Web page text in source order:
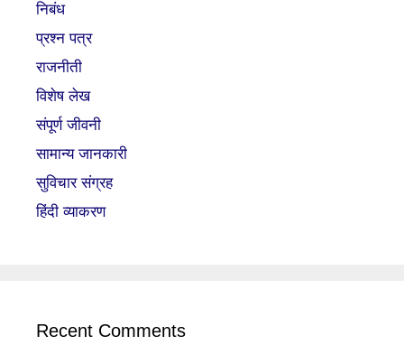
निबंध
प्रश्न पत्र
राजनीती
विशेष लेख
संपूर्ण जीवनी
सामान्य जानकारी
सुविचार संग्रह
हिंदी व्याकरण
Recent Comments